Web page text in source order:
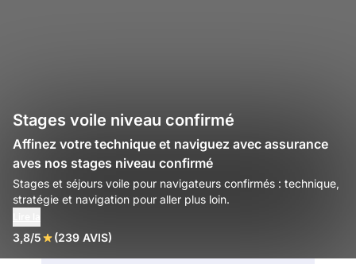
Stages voile niveau confirmé
Affinez votre technique et naviguez avec assurance
aves nos stages niveau confirmé
Stages et séjours voile pour navigateurs confirmés : technique,
stratégie et navigation pour aller plus loin.
3,8/5 (239 AVIS)